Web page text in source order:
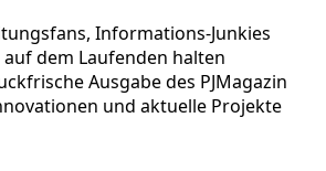
Informations-Junkies
dem Laufenden halten
Ausgabe des PJMagazin
und aktuelle Projekte